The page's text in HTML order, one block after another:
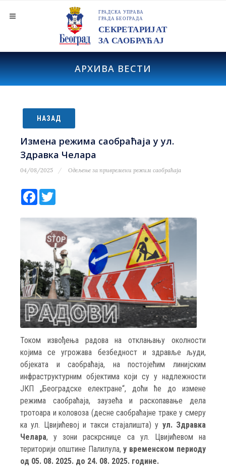
АРХИВА ВЕСТИ
НАЗАД
Измена режима саобраћаја у ул.
Здравка Челара
04/08/2025 Одељење за привремени режим саобраћаја
Facebook
Током извођења радова на отклањању околности
којима се угрожава безбедност и здравље људи,
објеката и саобраћаја, на постојећим линијским
инфраструктурним објектима који су у надлежности
ЈКП „Београдске електране“, доћи ће до измене
режима саобраћаја, заузећа и раскопавање дела
тротоара и коловоза (десне саобраћајне траке у смеру
ка ул. Цвијићевој и такси стајалишта) у ул. Здравка
Челара, у зони раскрснице са ул. Цвијићевом на
територији општине Палилула,у временском периоду
од 05. 08. 2025. до 24. 08. 2025. године.